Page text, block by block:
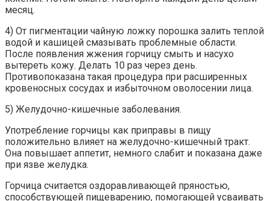
месяц.
4) От пигментации чайную ложку порошка залить теплой
водой и кашицей смазывать проблемные области.
После появления жжения горчицу смыть и насухо
вытереть кожу. Делать 10 раз через день.
Противопоказана такая процедура при расширенных
кровеносных сосудах и избыточном оволосении лица.
5) Желудочно-кишечные заболевания.
Употребление горчицы как приправы в пищу
положительно влияет на желудочно-кишечный тракт.
Она повышает аппетит, немного слабит и показана даже
при язве желудка.
Горчица считается оздоравливающей пряностью,
способствующей пищеварению, помогающей усваивать